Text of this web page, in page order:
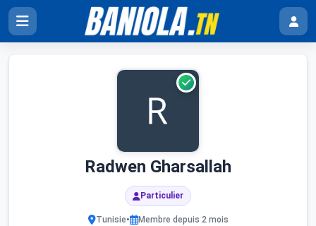
Radwen Gharsallah
Particulier
Tunisie• Membre depuis 2 mois